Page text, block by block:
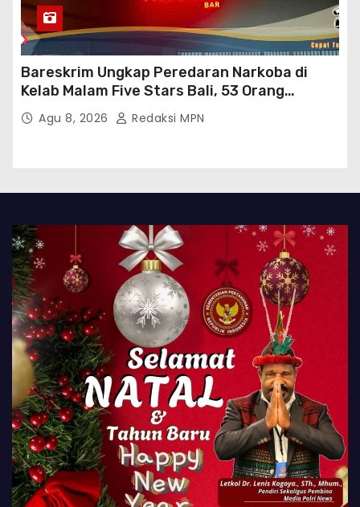
Bareskrim Ungkap Peredaran Narkoba di
Kelab Malam Five Stars Bali, 53 Orang
Diamankan
Agu 8, 2026 Redaksi MPN